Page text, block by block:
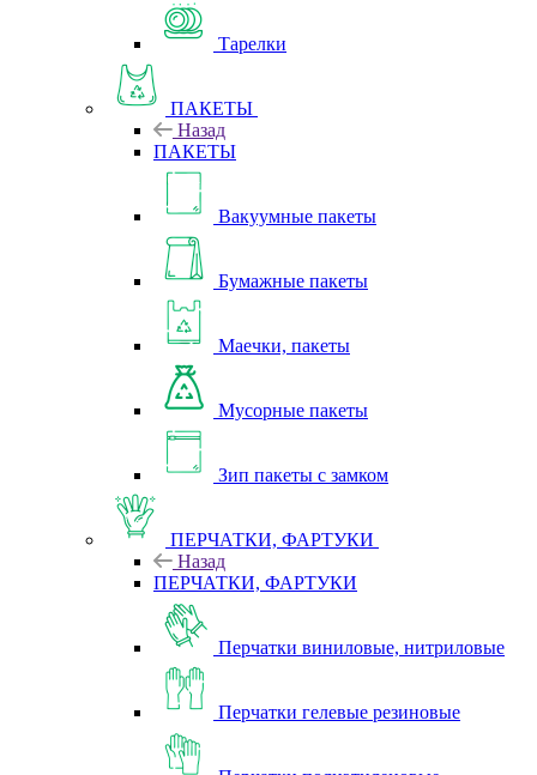
Тарелки
ПАКЕТЫ
Назад
ПАКЕТЫ
Вакуумные пакеты
Бумажные пакеты
Маечки, пакеты
Мусорные пакеты
Зип пакеты с замком
ПЕРЧАТКИ, ФАРТУКИ
Назад
ПЕРЧАТКИ, ФАРТУКИ
Перчатки виниловые, нитриловые
Перчатки гелевые резиновые